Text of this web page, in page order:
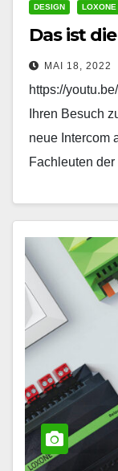
DESIGN LOXONE
Das ist
MAI 18, 2022
https://
Ihren Besuch
neue Intercom
Fachleuten